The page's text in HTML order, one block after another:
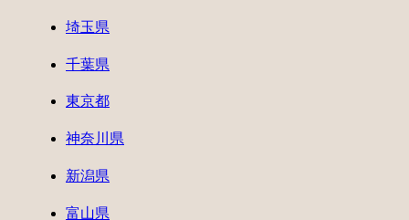
埼玉県
千葉県
東京都
神奈川県
新潟県
富山県